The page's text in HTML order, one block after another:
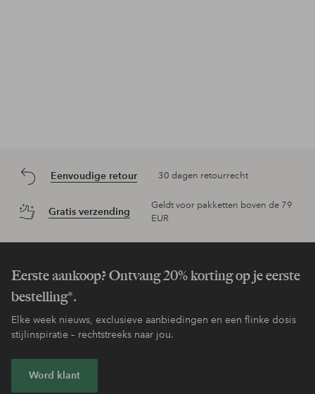
Eenvoudige retour 30 dagen retourrecht
Gratis verzending
Geldt voor pakketten boven de 79
EUR
Eerste aankoop? Ontvang 20% korting op je eerste
bestelling*.
Elke week nieuws, exclusieve aanbiedingen en een flinke dosis
stijlinspiratie – rechtstreeks naar jou.
Word klant